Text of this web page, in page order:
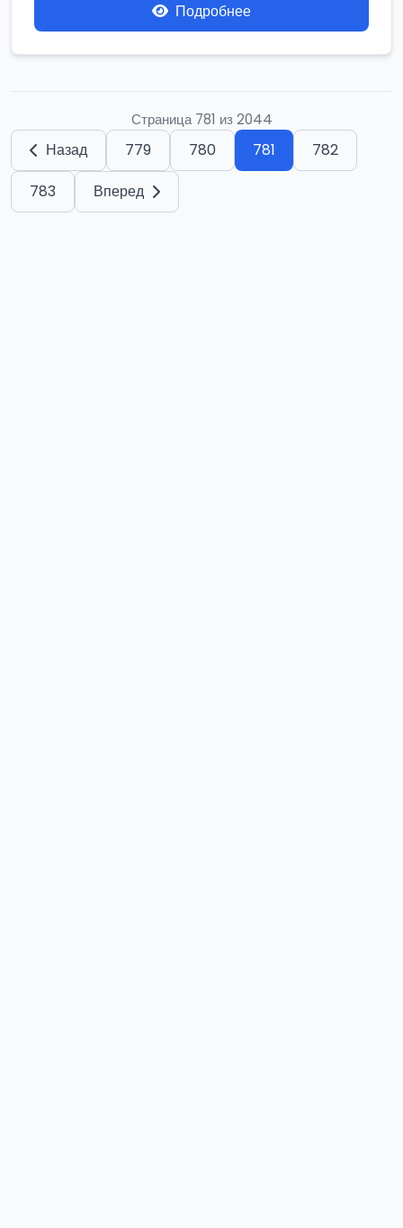
Подробнее
Страница 781 из 2044
Назад 779 780 781
782
783
Вперед